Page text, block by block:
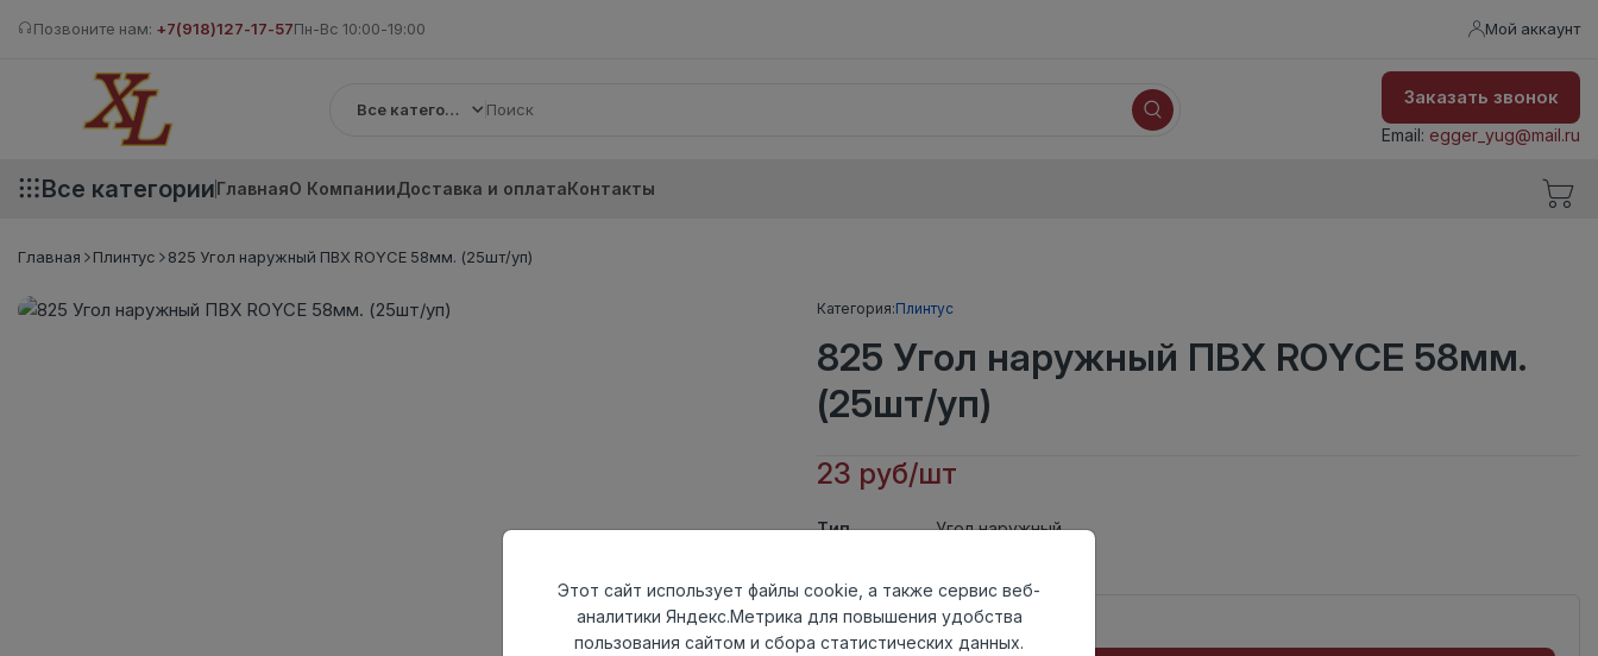
Позвоните нам: +7(918)127-17-57Пн-Вс 10:00-19:00 Мой аккаунт
Все категории
Заказать звонок
Email: egger_yug@mail.ru
Все категорииГлавнаяО КомпанииДоставка и оплатаКонтакты
Главная Плинтус 825 Угол наружный ПВХ ROYCE 58мм. (25шт/уп)
Категория:Плинтус
825 Угол наружный ПВХ ROYCE 58мм.
(25шт/уп)
23 руб/шт
Тип
Угол наружный
Материал
124 шт
Этот сайт использует файлы cookie, а также сервис веб-
аналитики Яндекс.Метрика для повышения удобства
пользования сайтом и сбора статистических данных.